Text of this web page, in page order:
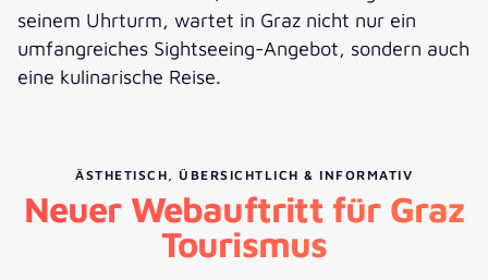
seinem Uhrturm, wartet in Graz nicht nur ein
umfangreiches Sightseeing-Angebot, sondern auch
eine kulinarische Reise.
ÄSTHETISCH, ÜBERSICHTLICH & INFORMATIV
Neuer Webauftritt für Graz
Tourismus